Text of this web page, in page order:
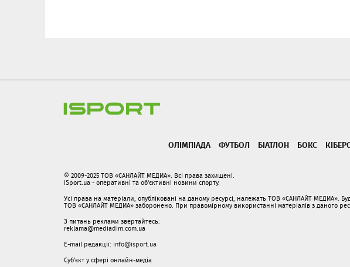
ОЛІМПІАДА ФУТБОЛ БІАТЛОН БОКС
© 2009-2025 ТОВ «САНЛАЙТ МЕДИА». Всі права захищені.
iSport.ua - оперативні та об'єктивні новини спорту.
Усі права на матеріали, опубліковані на даному ресурсі, належать ТОВ «САНЛАЙТ МЕДИА».
ТОВ «САНЛАЙТ МЕДИА» заборонено. При правомірному використанні матеріалів з даного
З питань реклами звертайтесь:
reklama@mediadim.com.ua
E-mail редакції: info@isport.ua
Суб'єкт у сфері онлайн-медіа